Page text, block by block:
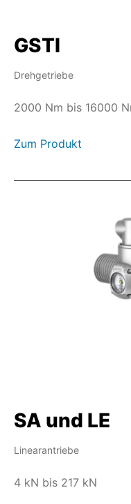
GSTI
Drehgetriebe
2000 Nm bis 16000
Zum Produkt
SA und LE
Linearantriebe
4 kN bis 217 kN